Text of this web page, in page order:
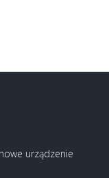
urządzenie